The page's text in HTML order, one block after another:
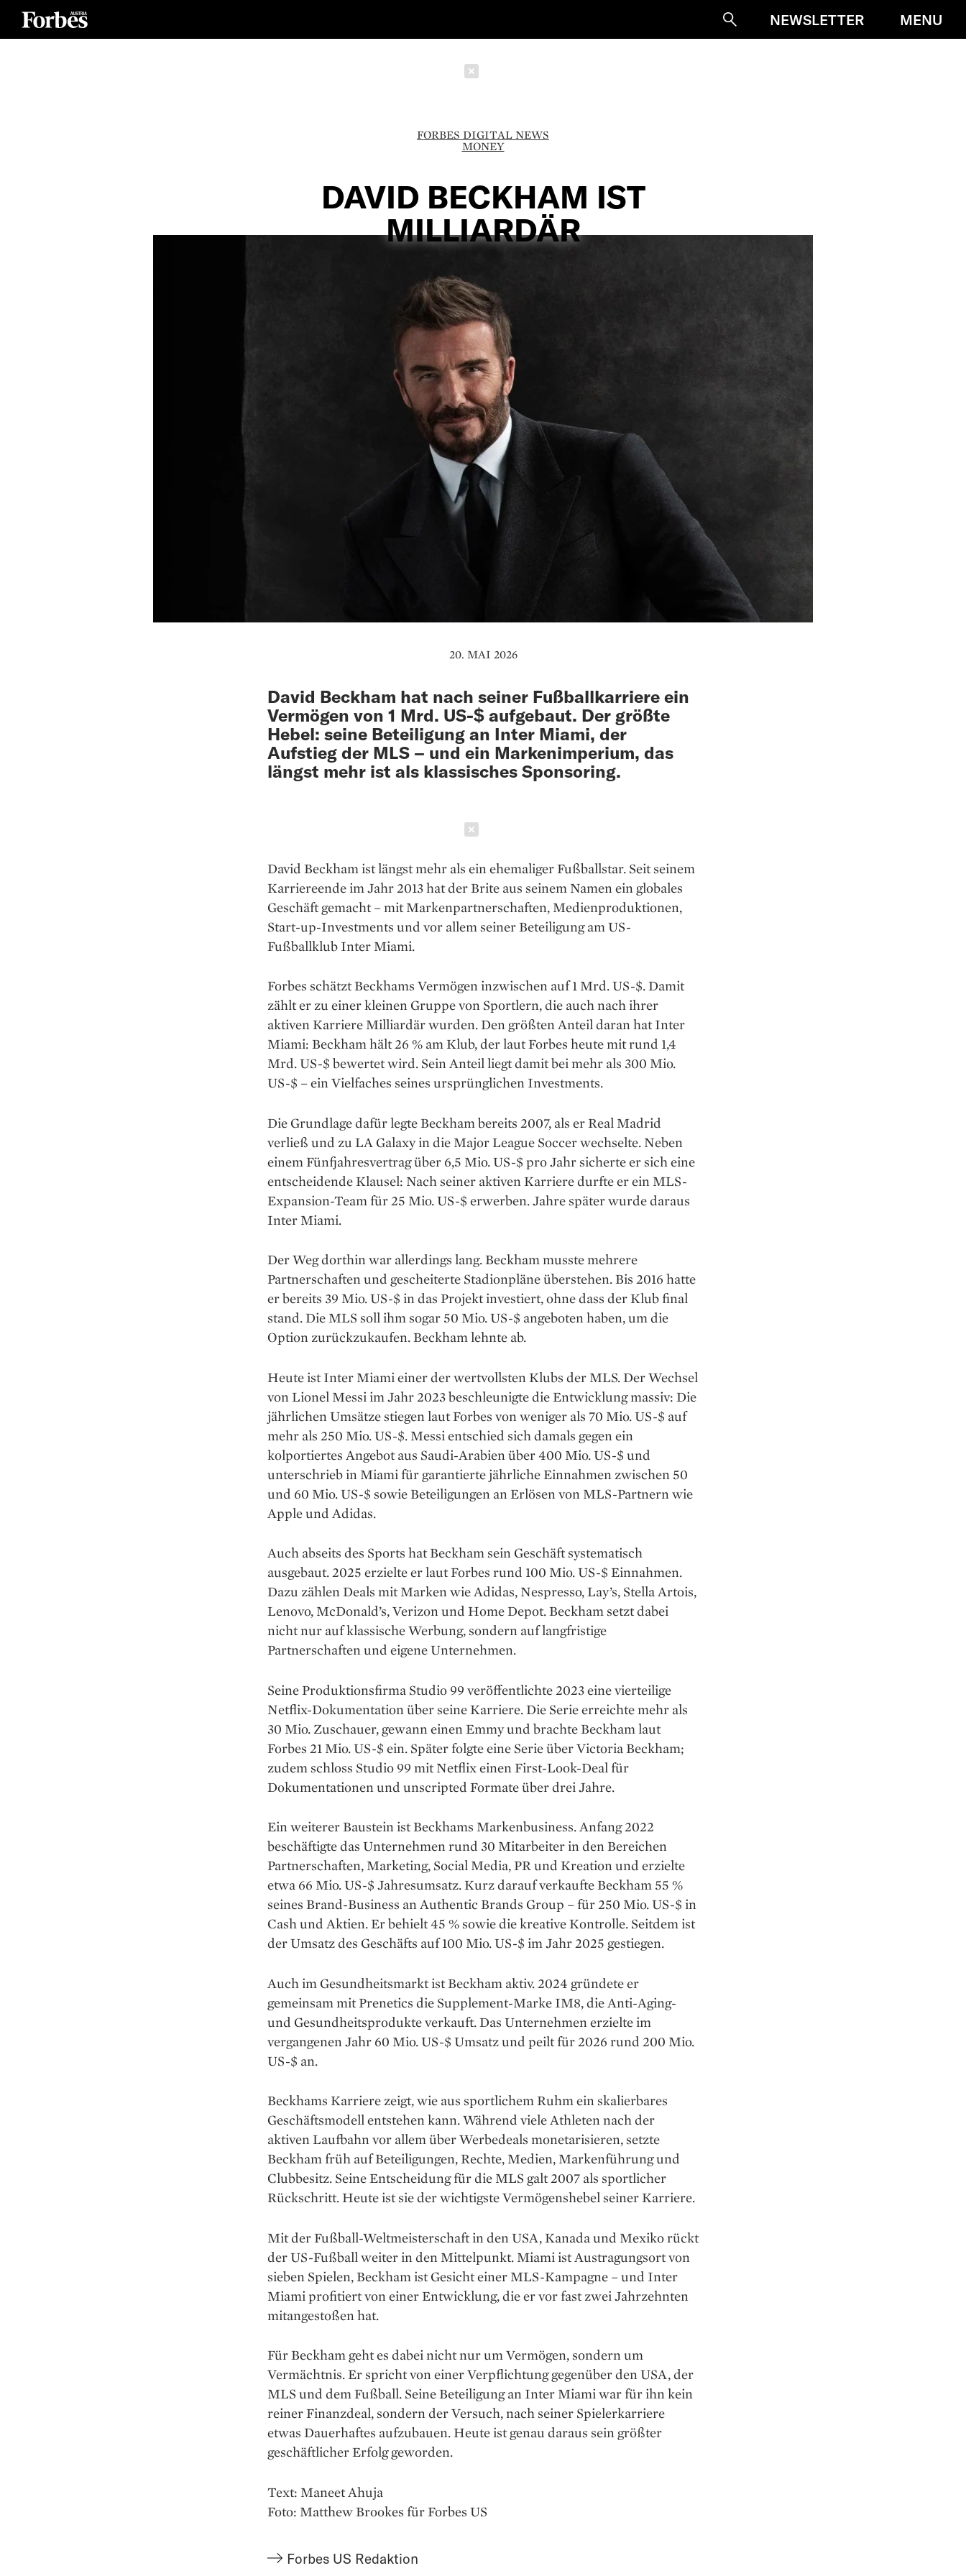
SucheNEWSLETTER MENU
FORBES DIGITAL NEWS
MONEY
DAVID BECKHAM IST
MILLIARDÄR
20. MAI 2026
David Beckham hat nach seiner Fußballkarriere ein
Vermögen von 1 Mrd. US-$ aufgebaut. Der größte
Hebel: seine Beteiligung an Inter Miami, der
Aufstieg der MLS – und ein Markenimperium, das
längst mehr ist als klassisches Sponsoring.
David Beckham ist längst mehr als ein ehemaliger Fußballstar. Seit seinem
Karriereende im Jahr 2013 hat der Brite aus seinem Namen ein globales
Geschäft gemacht – mit Markenpartnerschaften, Medienproduktionen,
Start-up-Investments und vor allem seiner Beteiligung am US-
Fußballklub Inter Miami.
Forbes schätzt Beckhams Vermögen inzwischen auf 1 Mrd. US-$. Damit
zählt er zu einer kleinen Gruppe von Sportlern, die auch nach ihrer
aktiven Karriere Milliardär wurden. Den größten Anteil daran hat Inter
Miami: Beckham hält 26 % am Klub, der laut Forbes heute mit rund 1,4
Mrd. US-$ bewertet wird. Sein Anteil liegt damit bei mehr als 300 Mio.
US-$ – ein Vielfaches seines ursprünglichen Investments.
Die Grundlage dafür legte Beckham bereits 2007, als er Real Madrid
verließ und zu LA Galaxy in die Major League Soccer wechselte. Neben
einem Fünfjahresvertrag über 6,5 Mio. US-$ pro Jahr sicherte er sich eine
entscheidende Klausel: Nach seiner aktiven Karriere durfte er ein MLS-
Expansion-Team für 25 Mio. US-$ erwerben. Jahre später wurde daraus
Inter Miami.
Der Weg dorthin war allerdings lang. Beckham musste mehrere
Partnerschaften und gescheiterte Stadionpläne überstehen. Bis 2016 hatte
er bereits 39 Mio. US-$ in das Projekt investiert, ohne dass der Klub final
stand. Die MLS soll ihm sogar 50 Mio. US-$ angeboten haben, um die
Option zurückzukaufen. Beckham lehnte ab.
Heute ist Inter Miami einer der wertvollsten Klubs der MLS. Der Wechsel
von Lionel Messi im Jahr 2023 beschleunigte die Entwicklung massiv: Die
jährlichen Umsätze stiegen laut Forbes von weniger als 70 Mio. US-$ auf
mehr als 250 Mio. US-$. Messi entschied sich damals gegen ein
kolportiertes Angebot aus Saudi-Arabien über 400 Mio. US-$ und
unterschrieb in Miami für garantierte jährliche Einnahmen zwischen 50
und 60 Mio. US-$ sowie Beteiligungen an Erlösen von MLS-Partnern wie
Apple und Adidas.
Auch abseits des Sports hat Beckham sein Geschäft systematisch
ausgebaut. 2025 erzielte er laut Forbes rund 100 Mio. US-$ Einnahmen.
Dazu zählen Deals mit Marken wie Adidas, Nespresso, Lay’s, Stella Artois,
Lenovo, McDonald’s, Verizon und Home Depot. Beckham setzt dabei
nicht nur auf klassische Werbung, sondern auf langfristige
Partnerschaften und eigene Unternehmen.
Seine Produktionsfirma Studio 99 veröffentlichte 2023 eine vierteilige
Netflix-Dokumentation über seine Karriere. Die Serie erreichte mehr als
30 Mio. Zuschauer, gewann einen Emmy und brachte Beckham laut
Forbes 21 Mio. US-$ ein. Später folgte eine Serie über Victoria Beckham;
zudem schloss Studio 99 mit Netflix einen First-Look-Deal für
Dokumentationen und unscripted Formate über drei Jahre.
Ein weiterer Baustein ist Beckhams Markenbusiness. Anfang 2022
beschäftigte das Unternehmen rund 30 Mitarbeiter in den Bereichen
Partnerschaften, Marketing, Social Media, PR und Kreation und erzielte
etwa 66 Mio. US-$ Jahresumsatz. Kurz darauf verkaufte Beckham 55 %
seines Brand-Business an Authentic Brands Group – für 250 Mio. US-$ in
Cash und Aktien. Er behielt 45 % sowie die kreative Kontrolle. Seitdem ist
der Umsatz des Geschäfts auf 100 Mio. US-$ im Jahr 2025 gestiegen.
Auch im Gesundheitsmarkt ist Beckham aktiv. 2024 gründete er
gemeinsam mit Prenetics die Supplement-Marke IM8, die Anti-Aging-
und Gesundheitsprodukte verkauft. Das Unternehmen erzielte im
vergangenen Jahr 60 Mio. US-$ Umsatz und peilt für 2026 rund 200 Mio.
US-$ an.
Beckhams Karriere zeigt, wie aus sportlichem Ruhm ein skalierbares
Geschäftsmodell entstehen kann. Während viele Athleten nach der
aktiven Laufbahn vor allem über Werbedeals monetarisieren, setzte
Beckham früh auf Beteiligungen, Rechte, Medien, Markenführung und
Clubbesitz. Seine Entscheidung für die MLS galt 2007 als sportlicher
Rückschritt. Heute ist sie der wichtigste Vermögenshebel seiner Karriere.
Mit der Fußball-Weltmeisterschaft in den USA, Kanada und Mexiko rückt
der US-Fußball weiter in den Mittelpunkt. Miami ist Austragungsort von
sieben Spielen, Beckham ist Gesicht einer MLS-Kampagne – und Inter
Miami profitiert von einer Entwicklung, die er vor fast zwei Jahrzehnten
mitangestoßen hat.
Für Beckham geht es dabei nicht nur um Vermögen, sondern um
Vermächtnis. Er spricht von einer Verpflichtung gegenüber den USA, der
MLS und dem Fußball. Seine Beteiligung an Inter Miami war für ihn kein
reiner Finanzdeal, sondern der Versuch, nach seiner Spielerkarriere
etwas Dauerhaftes aufzubauen. Heute ist genau daraus sein größter
geschäftlicher Erfolg geworden.
Text: Maneet Ahuja
Foto: Matthew Brookes für Forbes US
Forbes US Redaktion